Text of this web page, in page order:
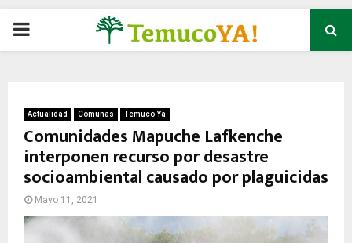
P
M
A
Actualidad Comunas Temuco Ya
Comunidades Mapuche Lafkenche
interponen recurso por desastre
socioambiental causado por plaguicidas
Mayo 11, 2021